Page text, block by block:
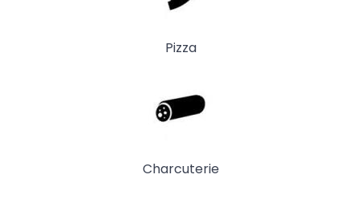
Pizza
Charcuterie